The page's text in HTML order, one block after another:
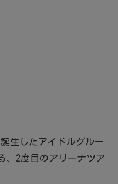
生したアイドルグルー
、2度目のアリーナツア